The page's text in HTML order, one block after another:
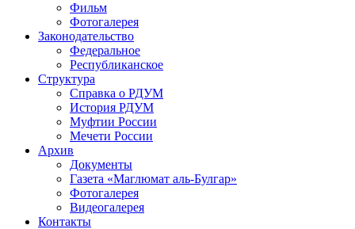
Фильм
Фотогалерея
Законодательство
Федеральное
Республиканское
Структура
Справка о РДУМ
История РДУМ
Муфтии России
Мечети России
Архив
Документы
Газета «Маглюмат аль-Булгар»
Фотогалерея
Видеогалерея
Контакты